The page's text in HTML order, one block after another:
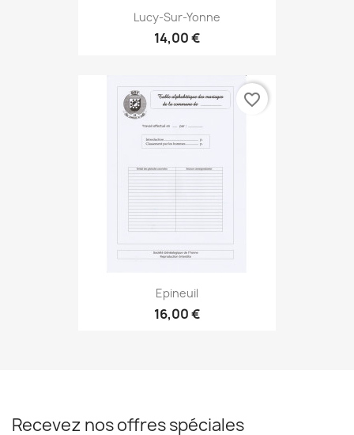
Lucy-Sur-Yonne
14,00 €
Epineuil
16,00 €
favorite_border
Recevez nos offres spéciales